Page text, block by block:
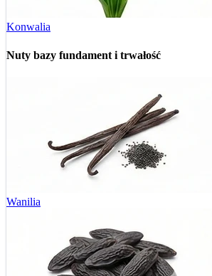
Konwalia
Nuty bazy fundament i trwałość
Wanilia